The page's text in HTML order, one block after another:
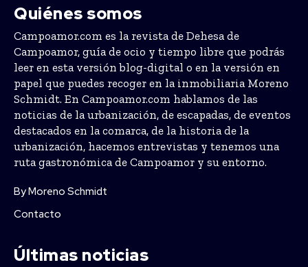
Quiénes somos
Campoamor.com es la revista de Dehesa de
Campoamor, guía de ocio y tiempo libre que podrás
leer en esta versión blog-digital o en la versión en
papel que puedes recoger en la inmobiliaria Moreno
Schmidt. En Campoamor.com hablamos de las
noticias de la urbanización, de escapadas, de eventos
destacados en la comarca, de la historia de la
urbanización, hacemos entrevistas y tenemos una
ruta gastronómica de Campoamor y su entorno.
By Moreno Schmidt
Contacto
Últimas noticias